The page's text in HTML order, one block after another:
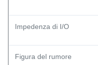
Impedenza di I/O
Figura del rumore